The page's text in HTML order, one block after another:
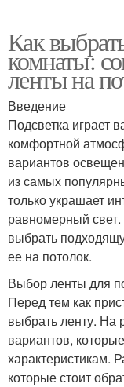
Как
комнаты:
ленты на
Введение
Подсветка играет
комфортной
вариантов
из самых
только украшает
равномерный
выбрать
ее на потолок.
Выбор ленты для
Перед тем как
выбрать ленту. На
вариантов,
характеристикам.
которые стоит